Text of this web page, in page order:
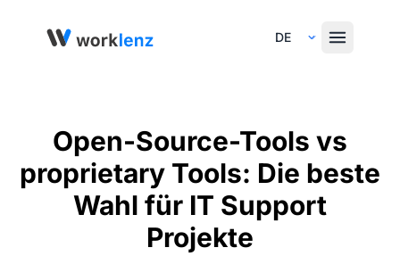
Select Language
Open-Source-Tools vs
proprietary Tools: Die beste
Wahl für IT Support
Projekte